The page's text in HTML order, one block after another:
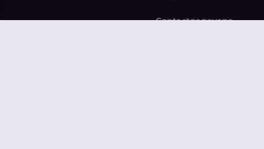
Contactgegevens